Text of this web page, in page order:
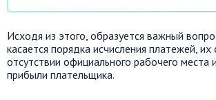
Исходя из этого, образуется важный
касается порядка исчисления платежей,
отсутствии официального рабочего
прибыли плательщика.